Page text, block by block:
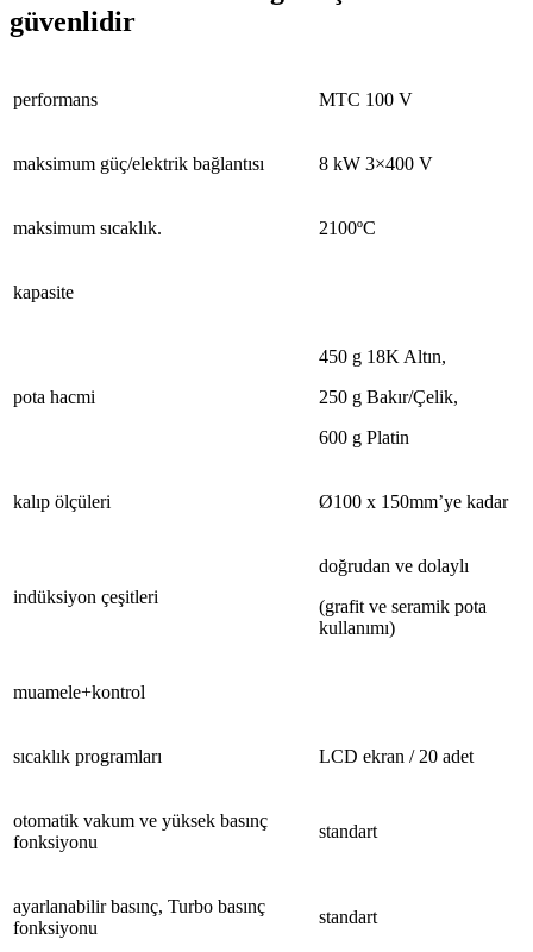
güvenlidir
performans MTC 100 V
maksimum güç/elektrik bağlantısı 8 kW 3×400 V
maksimum sıcaklık. 2100ºC
kapasite
pota hacmi
450 g 18K Altın,
250 g Bakır/Çelik,
600 g Platin
kalıp ölçüleri Ø100 x 150mm’ye kadar
indüksiyon çeşitleri
doğrudan ve dolaylı
(grafit ve seramik pota
kullanımı)
muamele+kontrol
sıcaklık programları LCD ekran / 20 adet
otomatik vakum ve yüksek basınç
fonksiyonu
standart
ayarlanabilirbasınç, Turbo basınç
fonksiyonu
standart